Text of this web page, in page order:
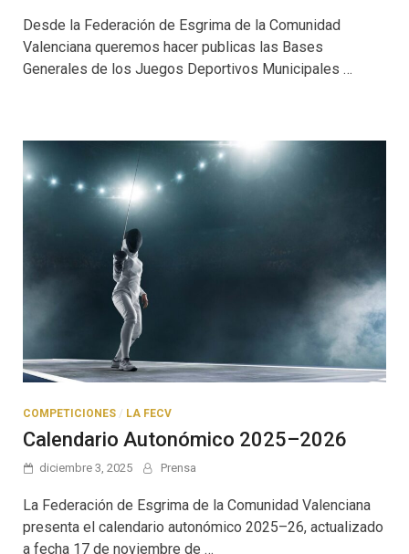
Desde la Federación de Esgrima de la Comunidad
Valenciana queremos hacer publicas las Bases
Generales de los Juegos Deportivos Municipales …
COMPETICIONES / LA FECV
Calendario Autonómico 2025–2026
diciembre 3, 2025 Prensa
La Federación de Esgrima de la Comunidad Valenciana
presenta el calendario autonómico 2025–26, actualizado
a fecha 17 de noviembre de …